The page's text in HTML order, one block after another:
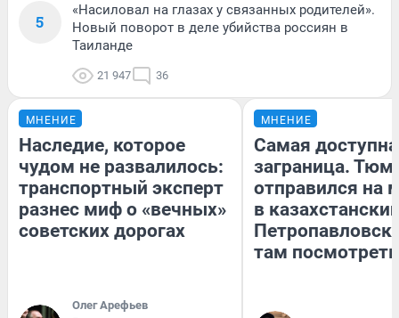
5
«Насиловал на глазах у связанных родителей».
Новый поворот в деле убийства россиян в
Таиланде
21 947 36
МНЕНИЕ
Наследие, которое
чудом не развалилось:
транспортный эксперт
разнес миф о «вечных»
советских дорогах
Олег Арефьев
МНЕНИЕ
Самая
заграница.
отправился на
в
там посмотреть